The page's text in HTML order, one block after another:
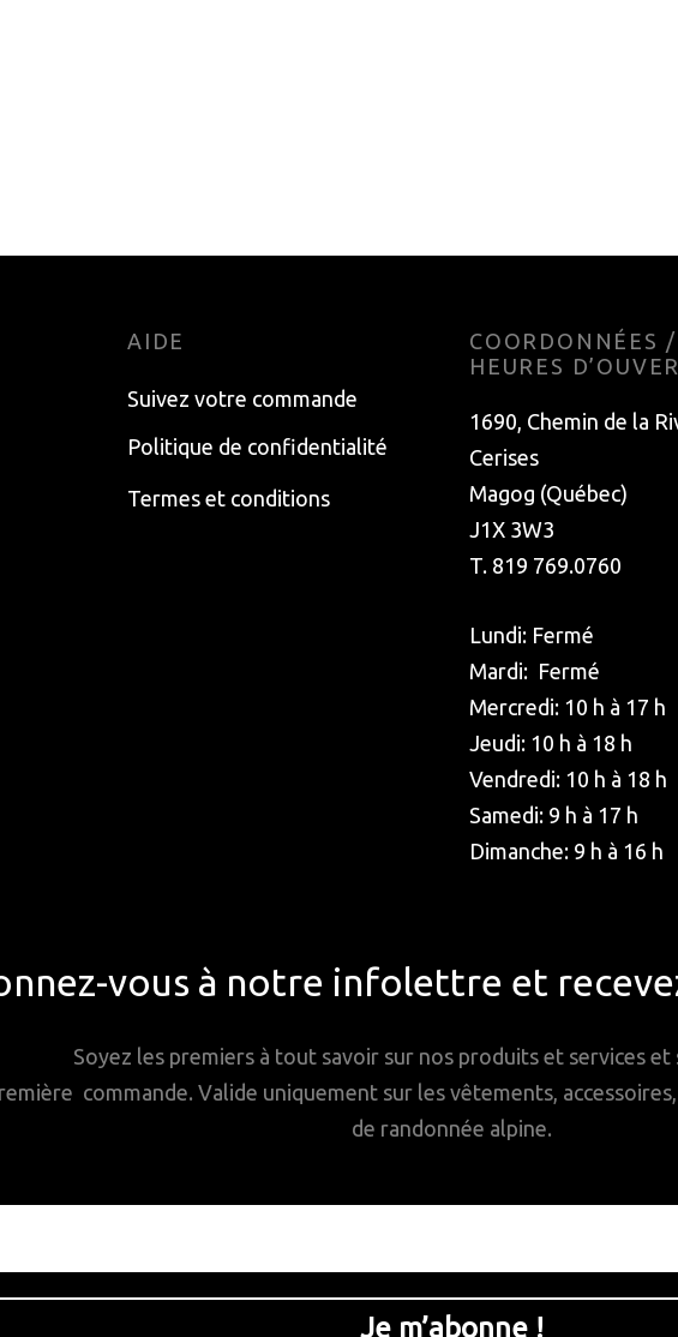
Add to cart
AIDE
Suivez votre commande
Politique de confidentialité
Termes et conditions
COORDONNÉES /
HEURES
1690, Chemin de la
Cerises
Magog (Québec)
J1X 3W3
T. 819 769.0760
Lundi: Fermé
Mardi: Fermé
Mercredi: 10 h à 17 h
Jeudi: 10 h à 18 h
Vendredi: 10 h à 18 h
Samedi: 9 h à 17 h
Dimanche: 9 h à 16 h
vous à notre infolettre et
Soyez les premiers à tout savoir sur nos produits et services et
commande. Valide uniquement sur les vêtements,
de randonnée alpine.